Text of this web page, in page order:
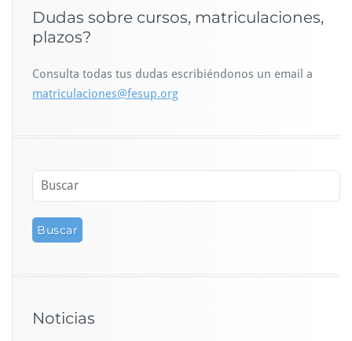
Dudas sobre cursos, matriculaciones,
plazos?
Consulta todas tus dudas escribiéndonos un email a
matriculaciones@fesup.org
Noticias